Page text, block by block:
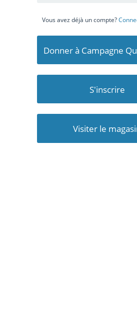
Vous avez déjà un compte?
Donner à Campagne
S'inscrire
Visiter le